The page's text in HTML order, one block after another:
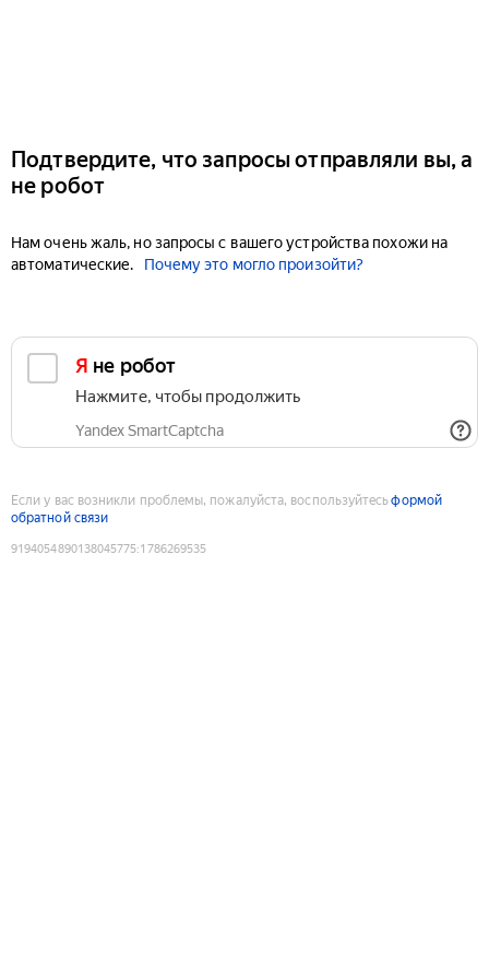
Подтвердите, что запросы отправляли вы, а
не робот
Нам очень жаль, но запросы с вашего устройства похожи на
автоматические.
Почему это могло произойти?
Я не робот
Нажмите, чтобы продолжить
Yandex SmartCaptcha
Если у вас возникли проблемы, пожалуйста, воспользуйтесьформой
обратной связи
9194054890138045775:1786269535